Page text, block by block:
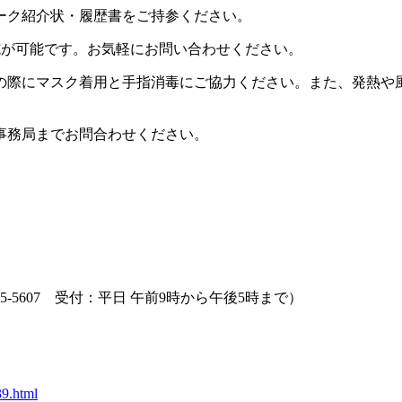
紹介状・履歴書をご持参ください。
可能です。お気軽にお問い合わせください。
にマスク着用と手指消毒にご協力ください。また、発熱
局までお問合わせください。
受付：平日 午前9時から午後5時まで）